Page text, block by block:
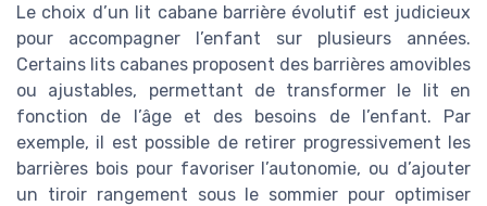
Le choix d’un lit cabane barrière évolutif est judicieux
pour accompagner l’enfant sur plusieurs années.
Certains lits cabanes proposent des barrières amovibles
ou ajustables, permettant de transformer le lit en
fonction de l’âge et des besoins de l’enfant. Par
exemple, il est possible de retirer progressivement les
barrières bois pour favoriser l’autonomie, ou d’ajouter
un tiroir rangement sous le sommier pour optimiser